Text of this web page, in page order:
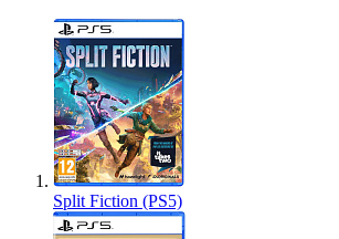
Split Fiction (PS5)